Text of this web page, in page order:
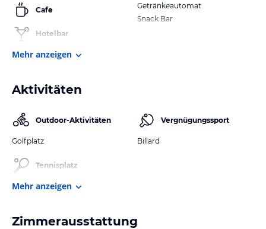
Cafe
Hotelbar
Getränkeautomat
Snack Bar
Mehr anzeigen
Aktivitäten
Outdoor-Aktivitäten
Golfplatz
Tennisplatz
Vergnügungssport
Billard
Mehr anzeigen
Zimmerausstattung